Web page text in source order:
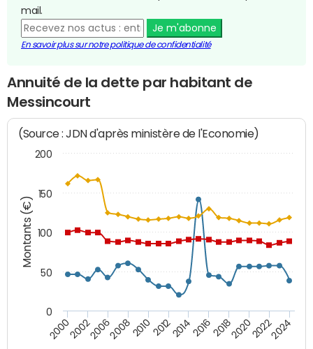
mail.
Je m'abonne
En savoir plus sur notre politique de confidentialité
Annuité de la dette par habitant de
Messincourt
Montants (€)
(Source : JDN d'après ministère de l'Economie)
200020022006200820102012201420162018202020222024
0
50
100
150
200